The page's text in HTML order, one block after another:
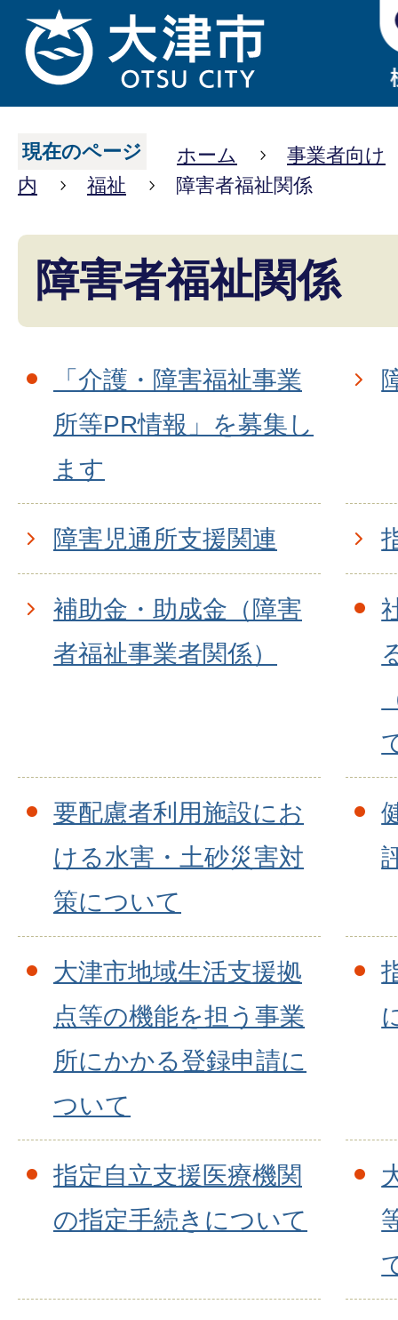
現在のページ ホーム
事業者向け
内
福祉 障害者福祉関係
障害者福祉関係
「介護・障害福祉事業
所等PR情報」を募集し
ます
障害児通所支援関連
補助金・助成金（障害
者福祉事業者関係）
要配慮者利用施設にお
ける水害・土砂災害対
策について
大津市地域生活支援拠
点等の機能を担う事業
所にかかる登録申請に
ついて
指定自立支援医療機関
の指定手続きについて